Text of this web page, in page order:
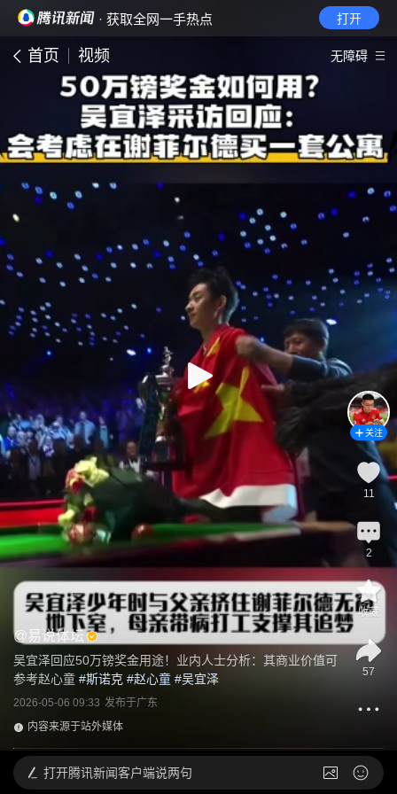
· 获取全网一手热点 打开
首页 视频 无障碍
@易说体坛
吴宜泽回应50万镑奖金用途！业内人士分析：其商业价值可
参考赵心童 #斯诺克 #赵心童 #吴宜泽
2026-05-06 09:33 发布于广东
内容来源于站外媒体
关注
11
2
收藏
57
打开腾讯新闻客户端说两句